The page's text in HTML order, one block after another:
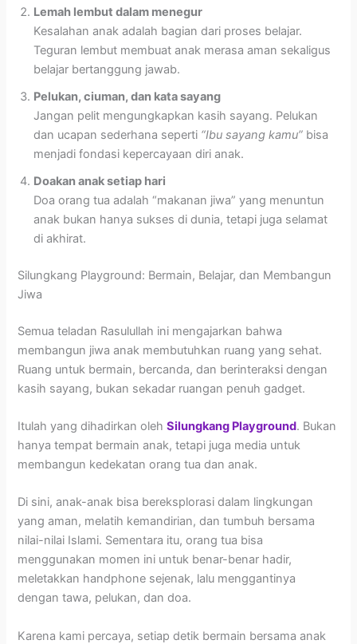
Lemah lembut dalam menegur
Kesalahan anak adalah bagian dari proses belajar.
Teguran lembut membuat anak merasa aman sekaligus
belajar bertanggung jawab.
Pelukan, ciuman, dan kata sayang
Jangan pelit mengungkapkan kasih sayang. Pelukan
dan ucapan sederhana seperti “Ibu sayang kamu” bisa
menjadi fondasi kepercayaan diri anak.
Doakan anak setiap hari
Doa orang tua adalah “makanan jiwa” yang menuntun
anak bukan hanya sukses di dunia, tetapi juga selamat
di akhirat.
Silungkang Playground: Bermain, Belajar, dan Membangun
Jiwa
Semua teladan Rasulullah ini mengajarkan bahwa
membangun jiwa anak membutuhkan ruang yang sehat.
Ruang untuk bermain, bercanda, dan berinteraksi dengan
kasih sayang, bukan sekadar ruangan penuh gadget.
Itulah yang dihadirkan olehSilungkang Playground. Bukan
hanya tempat bermain anak, tetapi juga media untuk
membangun kedekatan orang tua dan anak.
Di sini, anak-anak bisa bereksplorasi dalam lingkungan
yang aman, melatih kemandirian, dan tumbuh bersama
nilai-nilai Islami. Sementara itu, orang tua bisa
menggunakan momen ini untuk benar-benar hadir,
meletakkan handphone sejenak, lalu menggantinya
dengan tawa, pelukan, dan doa.
Karena kami percaya, setiap detik bermain bersama anak